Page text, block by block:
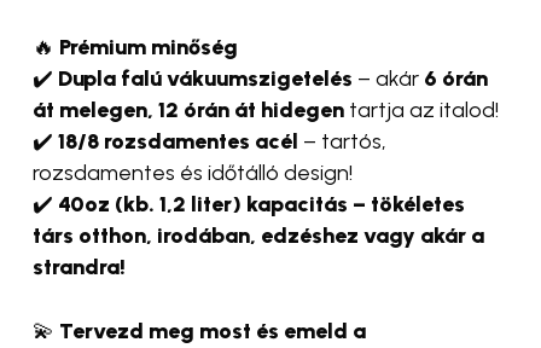
🔥 Prémium minőség
✔️ Dupla falú vákuumszigetelés – akár 6 órán
át melegen, 12 órán át hidegentartja az italod!
✔️ 18/8 rozsdamentes acél – tartós,
rozsdamentes és időtálló design!
✔️ 40oz (kb. 1,2 liter) kapacitás – tökéletes
társ otthon, irodában, edzéshez vagy akár a
strandra!
💫 Tervezd meg most és emeld a